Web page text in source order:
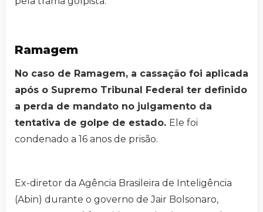
Ramagem
No caso de Ramagem, a cassação foi aplicada
após o Supremo Tribunal Federal ter definido
a perda de mandato no julgamento da
tentativa de golpe de estado. Ele foi
condenado a 16 anos de prisão.
Ex-diretor da Agência Brasileira de Inteligência
(Abin) durante o governo de Jair Bolsonaro,